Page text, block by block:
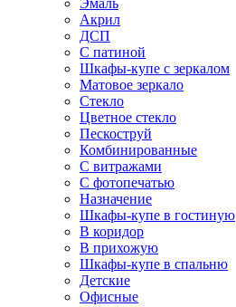
Эмаль
Акрил
ДСП
С патиной
Шкафы-купе с зеркалом
Матовое зеркало
Стекло
Цветное стекло
Пескоструй
Комбинированные
С витражами
С фотопечатью
Назначение
Шкафы-купе в гостиную
В коридор
В прихожую
Шкафы-купе в спальню
Детские
Офисные